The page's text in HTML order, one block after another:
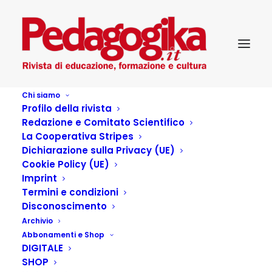
Chi siamo
Profilo della rivista
Redazione e Comitato Scientifico
La Cooperativa Stripes
Dichiarazione sulla Privacy (UE)
Cookie Policy (UE)
Imprint
Termini e condizioni
Disconoscimento
Archivio
Abbonamenti e Shop
DIGITALE
SHOP
A due voci
PEDAGOGIKA_XVI_3-DIRITTI SENZA CONFINI
PEDAGOGIKA.IT
Bernardo Atxaga L’ottava casa Passigli, Bagno a Ripoli (FI)